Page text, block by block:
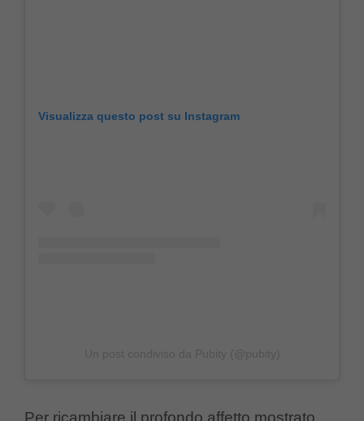
Visualizza questo post su Instagram
Per ricambiare il profondo affetto mostrato